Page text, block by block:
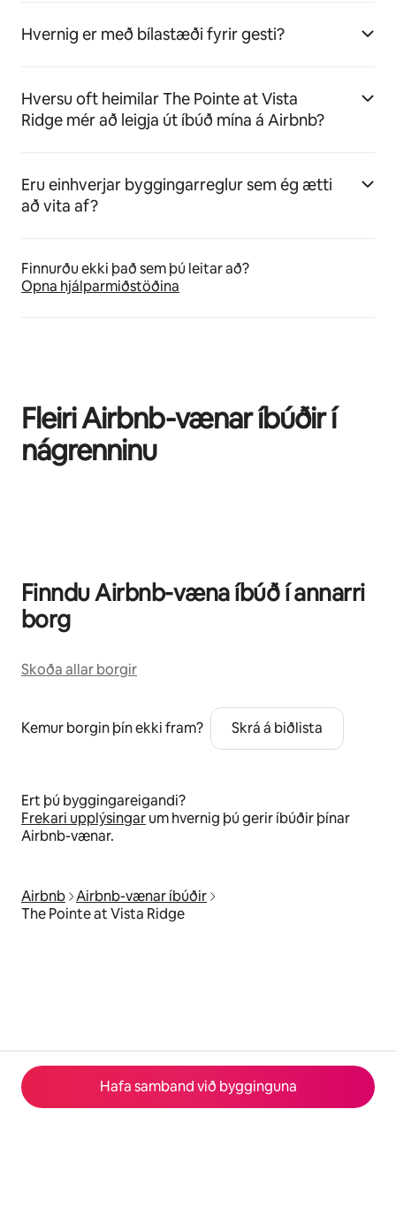
Hafa samband við bygginguna
Hvernig er með bílastæði fyrir gesti?
Hversu oft heimilar The Pointe at Vista
Ridge mér að leigja út íbúð mína á Airbnb?
Eru einhverjar byggingarreglur sem ég ætti
að vita af?
Finnurðu ekki það sem þú leitar að?
Opna hjálparmiðstöðina
Fleiri Airbnb-vænar íbúðir í
nágrenninu
Finndu Airbnb-væna íbúð í annarri
borg
Skoða allar borgir
Kemur borgin þín ekki fram? Skrá á biðlista
Ert þú byggingareigandi?
Frekari upplýsingarum hvernig þú gerir íbúðir þínar
Airbnb-vænar.
Airbnb Airbnb-vænar íbúðir
The Pointe at Vista Ridge